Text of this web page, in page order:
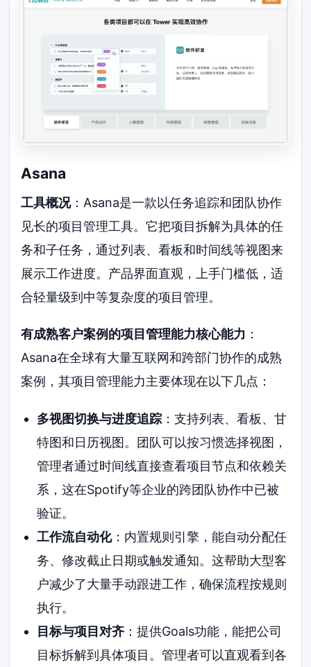
Asana
工具概况：Asana是一款以任务追踪和团队协作
见长的项目管理工具。它把项目拆解为具体的任
务和子任务，通过列表、看板和时间线等视图来
展示工作进度。产品界面直观，上手门槛低，适
合轻量级到中等复杂度的项目管理。
有成熟客户案例的项目管理能力核心能力 ：
Asana在全球有大量互联网和跨部门协作的成熟
案例，其项目管理能力主要体现在以下几点：
多视图切换与进度追踪：支持列表、看板、甘
特图和日历视图。团队可以按习惯选择视图，
管理者通过时间线直接查看项目节点和依赖关
系，这在Spotify等企业的跨团队协作中已被
验证。
工作流自动化：内置规则引擎，能自动分配任
务、修改截止日期或触发通知。这帮助大型客
户减少了大量手动跟进工作，确保流程按规则
执行。
目标与项目对齐：提供Goals功能，能把公司
目标拆解到具体项目。管理者可以直观看到各